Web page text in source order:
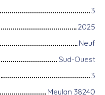
3
2025
Neuf
Sud-Ouest
3
Meylan 38240